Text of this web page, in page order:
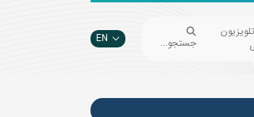
تلویزیون
جستجو... EN